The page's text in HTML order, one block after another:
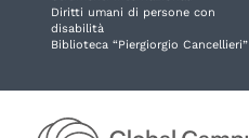
Diritti umani di persone con
disabilità
Biblioteca “Piergiorgio Cancellieri”